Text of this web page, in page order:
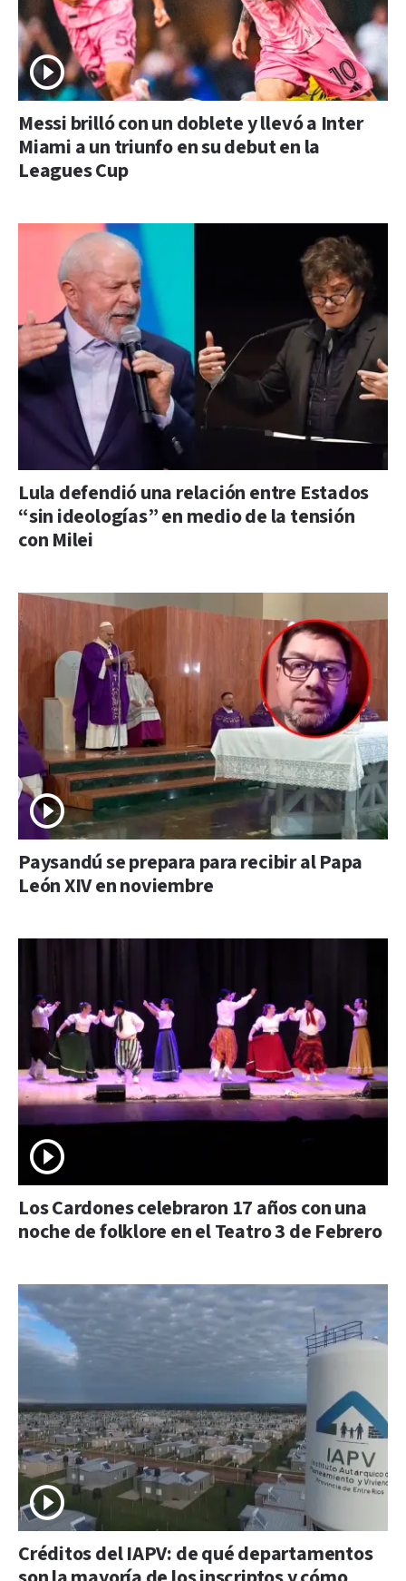
Messi brilló con un doblete y llevó a Inter
Miami a un triunfo en su debut en la
Leagues Cup
Lula defendió una relación entre Estados
“sin ideologías” en medio de la tensión
con Milei
Paysandú se prepara para recibir al Papa
León XIV en noviembre
Los Cardones celebraron 17 años con una
noche de folklore en el Teatro 3 de Febrero
Créditos del IAPV: de qué departamentos